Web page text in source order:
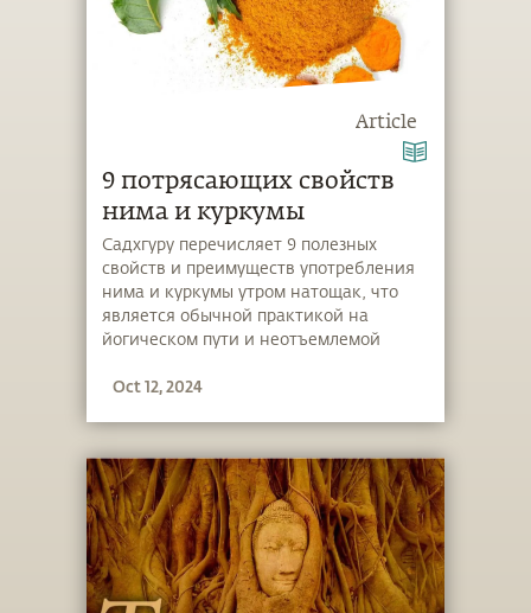
Article
9 потрясающих свойств
нима и куркумы
Садхгуру перечисляет 9 полезных
свойств и преимуществ употребления
нима и куркумы утром натощак, что
является обычной практикой на
йогическом пути и неотъемлемой
«Иша».
Oct 12, 2024